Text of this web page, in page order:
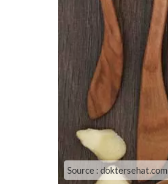
Source : doktersehat.com